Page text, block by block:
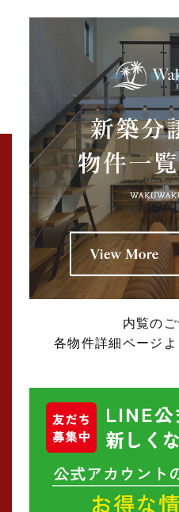
2025年09月 (3)
2025年07月 (2)
2025年06月 (2)
2025年04月 (4)
2025年03月 (5)
2025年02月 (2)
2025年01月 (5)
2024年12月 (1)
2024年10月 (1)
2024年09月 (1)
内覧のご
各物件詳細ページ